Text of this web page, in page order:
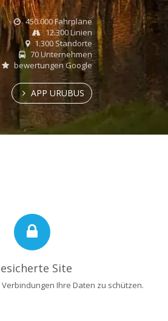
450.000 Fahrpläne
12.300 Linien
1.300 Standorte
70 Unternehmen
bewertungen Google
APP URUBUS
Site
Ihre Daten zu schützen.